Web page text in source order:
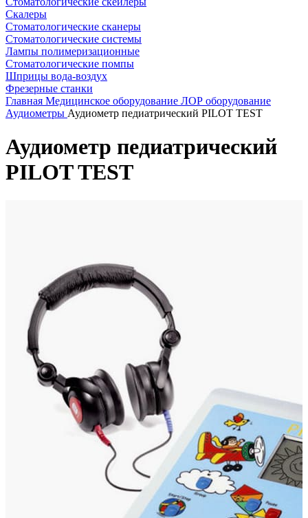
Скалеры
Стоматологические сканеры
Стоматологические системы
Лампы полимеризационные
Стоматологические помпы
Шприцы вода-воздух
Фрезерные станки
Главная Медицинское оборудование ЛОР оборудование
Аудиометры Аудиометр педиатрический PILOT TEST
Аудиометр педиатрический
PILOT TEST